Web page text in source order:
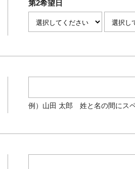
第2希望日
例）山田 太郎 姓と名の間にス